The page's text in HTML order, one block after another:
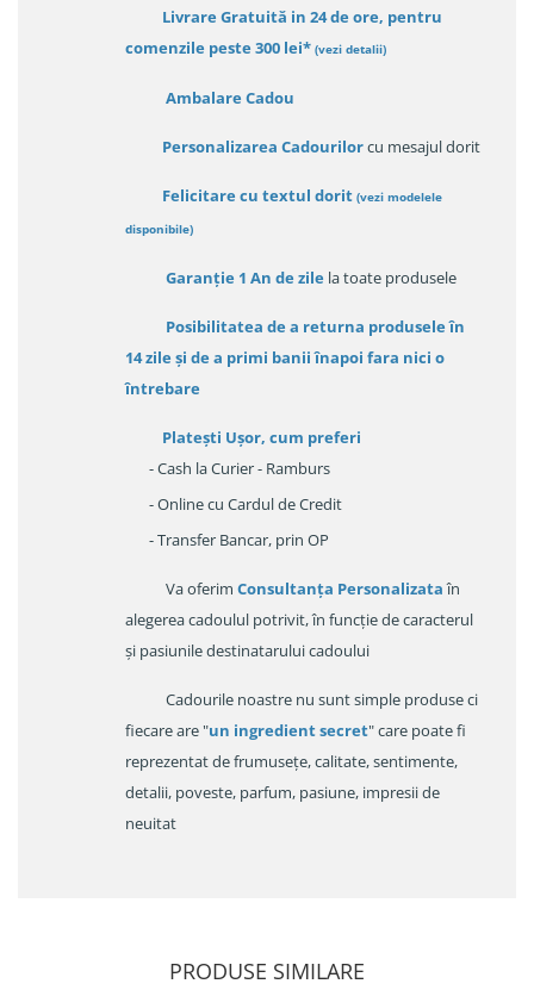
Livrare Gratuită in 24 de ore, pentru
comenzile peste 300 lei* (vezi detalii)
Ambalare Cadou
Personalizarea Cadourilorcu mesajul dorit
Felicitare cu textul dorit (vezi modelele
disponibile)
Garanție 1 An de zile la toate produsele
Posibilitatea de a returna produsele în
14 zileși de a primi banii înapoi fara nici o
întrebare
Platești Ușor, cum preferi
- Cash la Curier - Ramburs
- Online cu Cardul de Credit
- Transfer Bancar, prin OP
Va oferim Consultanța Personalizataîn
alegerea cadoulul potrivit, în funcție de caracterul
și pasiunile destinatarului cadoului
Cadourile noastre nu sunt simple produse ci
fiecare are "un ingredient secret" care poate fi
reprezentat de frumusețe, calitate, sentimente,
detalii, poveste, parfum, pasiune, impresii de
neuitat
PRODUSE SIMILARE